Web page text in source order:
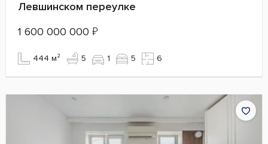
Левшинском переулке
1 600 000 000 ₽
444 м² 5 1 5 6